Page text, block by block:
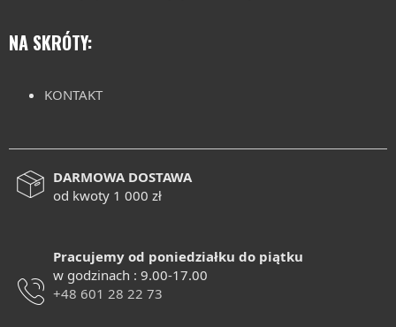
NA SKRÓTY:
KONTAKT
DARMOWA DOSTAWA
od kwoty 1 000 zł
Pracujemy od poniedziałku do piątku
w godzinach : 9.00-17.00
+48 601 28 22 73